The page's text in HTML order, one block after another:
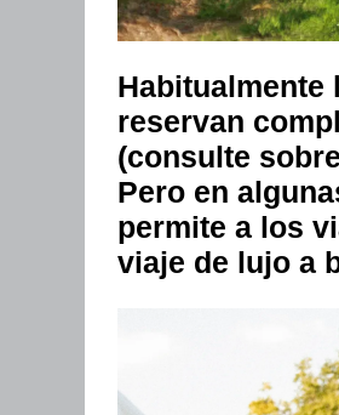
Habitualmente
reservan
(consulte
Pero en
permite a los
viaje de lujo a